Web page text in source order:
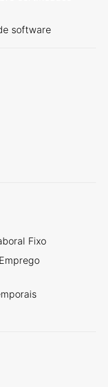
software
Fixo